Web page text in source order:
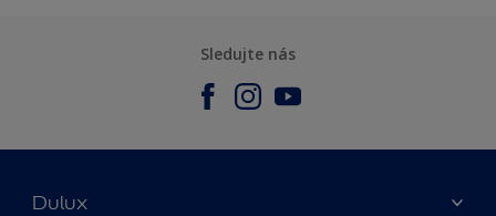
Sledujte nás
Dulux